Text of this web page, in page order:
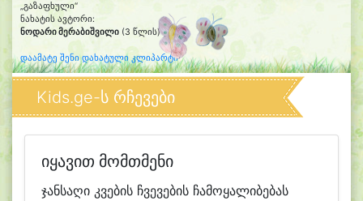
„გაზაფხული“
ნახატის ავტორი:
ნოდარი მერაბიშვილი (3 წლის)
დაამატე შენი დახატული კლიპარტი
Kids.ge-ს რჩევები
იყავით მომთმენი
ჯანსაღი კვების ჩვევების ჩამოყალიბებას